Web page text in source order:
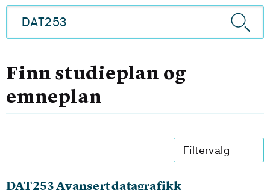
Finn studieplan og
emneplan
Filtervalg
DAT253 Avansert datagrafikk